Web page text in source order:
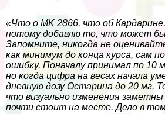
«Что о MK 2866, что об
потому добавлю то, что может
Запомните, никогда не
как минимум до конца курса, сам
ошибку. Поначалу принимал по 10
но когда цифра на весах начала
дневную дозу Остарина до 20 мг.
что визуально изменения заметны
почти стоит на месте. Дело в